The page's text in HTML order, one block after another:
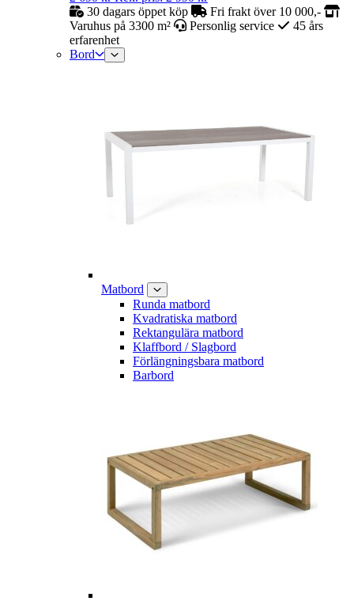
30 dagars öppet köp
Fri frakt över 10 000,-
Varuhus på 3300 m²
Personlig service
45 års
erfarenhet
Bord
Matbord
Runda matbord
Kvadratiska matbord
Rektangulära matbord
Klaffbord / Slagbord
Förlängningsbara matbord
Barbord